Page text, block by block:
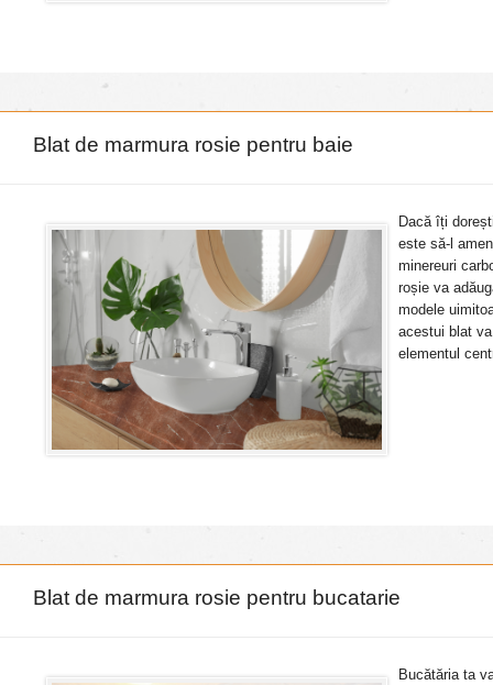
Blat de marmura rosie pentru baie
Dacă îți
este să-l
minereuri
roșie va
modele
acestui blat
elementul
Blat de marmura rosie pentru bucatarie
Bucătăria ta